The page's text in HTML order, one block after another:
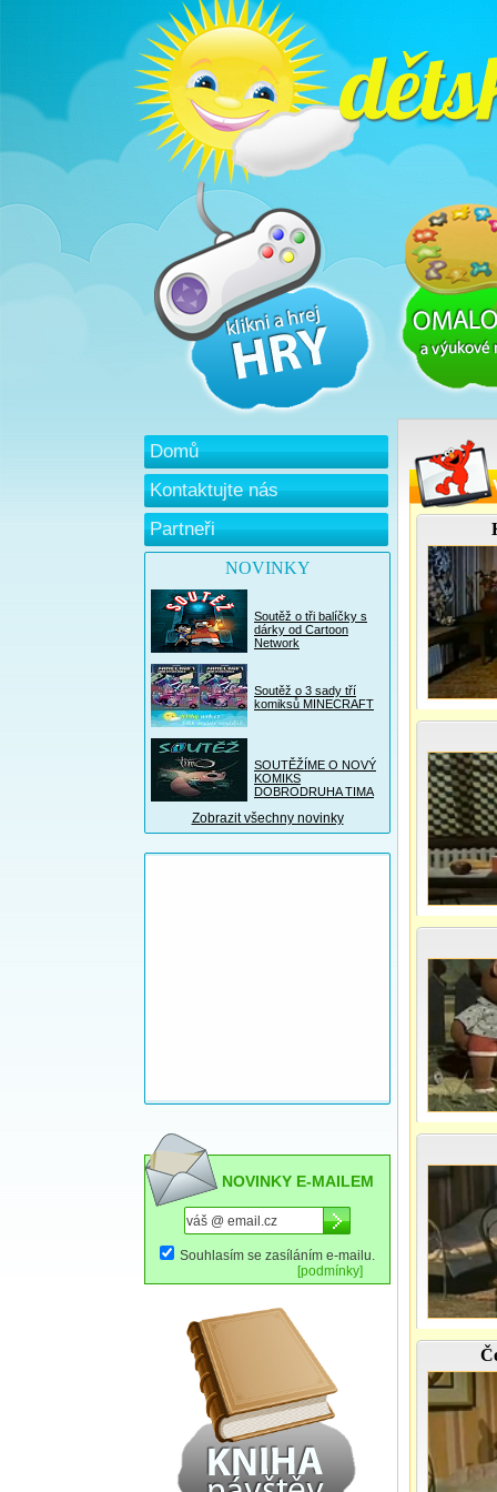
Domů
Kontaktujte nás
Partneři
NOVINKY
Soutěž o tři balíčky s
dárky od Cartoon
Network
Soutěž o 3 sady tří
komiksů MINECRAFT
SOUTĚŽÍME O NOVÝ
KOMIKS
DOBRODRUHA TIMA
Zobrazit všechny novinky
NOVINKY E-MAILEM
Souhlasím se zasíláním e-mailu.
[podmínky]